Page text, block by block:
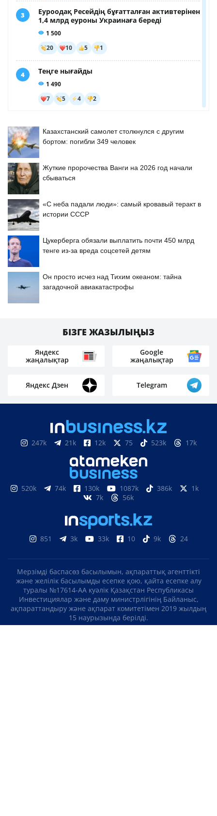
Казахстанский самолет столкнулся с другим
бортом: погибли 349 человек
Жуткие пророчества Ванги на 2026 год начали
сбываться
«С неба падали люди»: самый кровавый теракт в
истории СССР
Цукерберга обязали выплатить почти 450 млрд
тенге из-за вреда соцсетей детям
Он просто исчез над Тихим океаном: тайна
загадочной авиакатастрофы
БІЗГЕ ЖАЗЫЛЫҢЫЗ
Яндекс
жаңалықтар
Google
жаңалықтар
Яндекс Дзен Telegram
247k 21k 12k 75 523k 17k
520k 74k 130k 1087k 386k
1k
7k
56k
851 3k 33k 10 9k 24
Мерзімді баспасөз басылымын, ақпараттық агенттікті
және желілік басылымды есепке қою, қайта есепке алу
туралы №17614-АА куәлік Қазақстан Республикасы
Инвестициялар және даму министрлігінің Байланыс,
ақпараттандыру және ақпарат комитетімен 2019 жылдың
15 наурызында берілді.